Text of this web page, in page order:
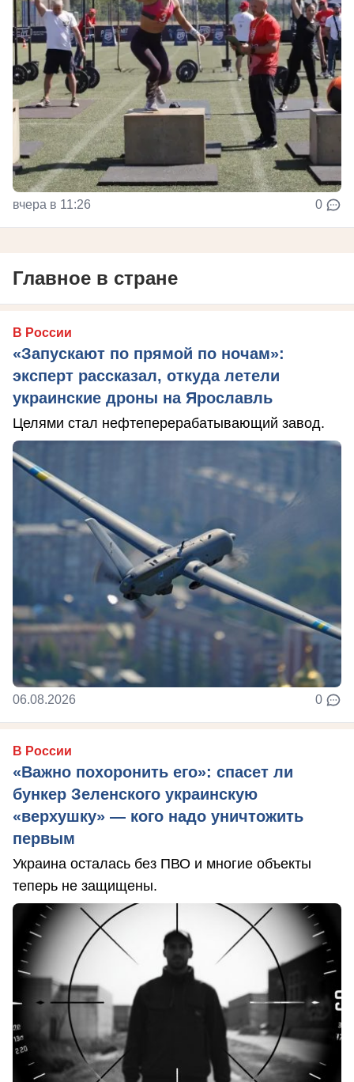
вчера в 11:26 0
Главное в стране
В России
«Запускают по прямой по ночам»:
эксперт рассказал, откуда летели
украинские дроны на Ярославль
Целями стал нефтеперерабатывающий завод.
06.08.2026 0
В России
«Важно похоронить его»: спасет ли
бункер Зеленского украинскую
«верхушку» — кого надо уничтожить
первым
Украина осталась без ПВО и многие объекты
теперь не защищены.